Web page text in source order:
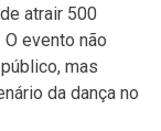
atrair 500
evento não
mas
da dança no